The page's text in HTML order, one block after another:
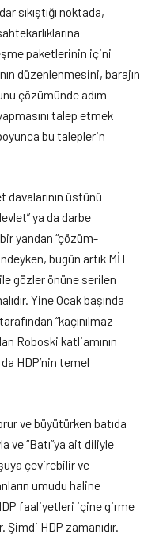
sıkıştığı noktada,
paketlerinin içini
düzenlenmesini, barajın
çözümünde adım
talep etmek
bu taleplerin
davalarının üstünü
ya da darbe
yandan “çözüm-
bugün artık MİT
gözler önüne serilen
Yine Ocak başında
“kaçınılmaz
Roboski katliamının
HDP’nin temel
ve büyütürken batıda
ve “Batı”ya ait diliyle
çevirebilir ve
umudu haline
faaliyetleri içine girme
HDP zamanıdır.